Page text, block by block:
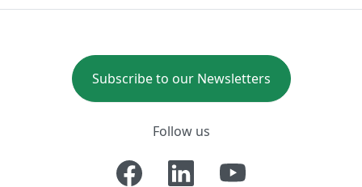
Subscribe to our Newsletters
Follow us